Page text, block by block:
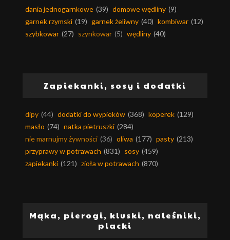
dania jednogarnkowe (39) domowe wędliny (9)
garnek rzymski (19) garnek żeliwny (40) kombiwar (12)
szybkowar (27) szynkowar (5) wędliny (40)
Zapiekanki, sosy i dodatki
dipy (44) dodatki do wypieków (368) koperek (129)
masło (74) natka pietruszki (284)
nie marnujmy żywności (36) oliwa (177) pasty (213)
przyprawy w potrawach (831) sosy (459)
zapiekanki (121) zioła w potrawach (870)
Mąka, pierogi, kluski, naleśniki,
placki